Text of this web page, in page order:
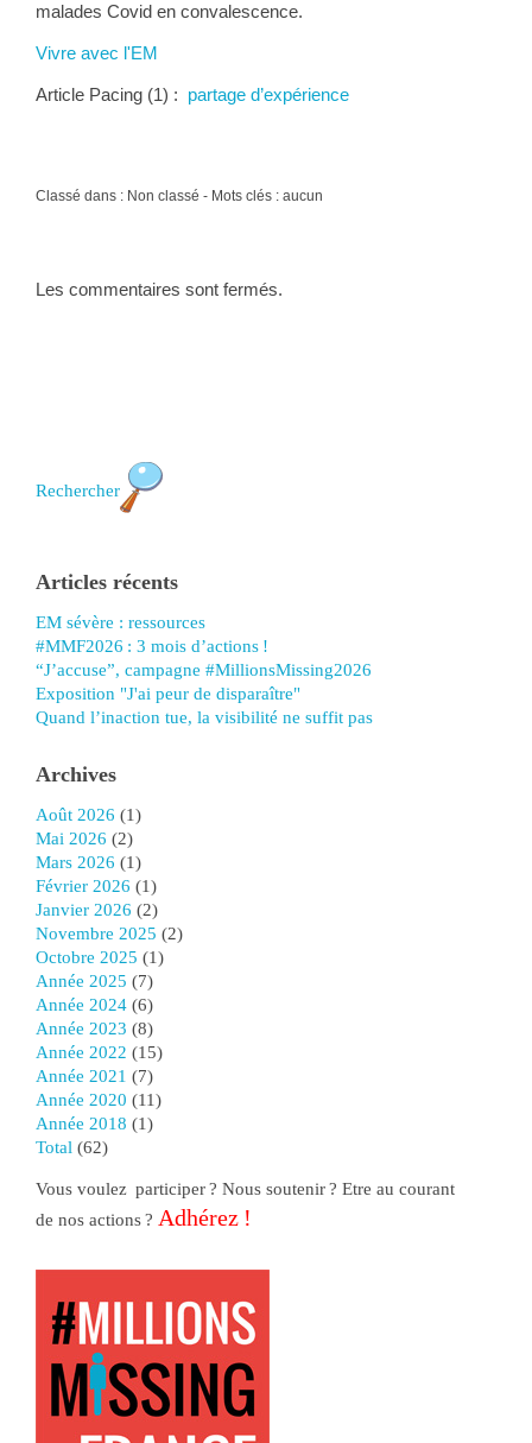
malades Covid en convalescence.
Vivre avec l'EM
Article Pacing (1) : partage d’expérience
Classé dans : Non classé - Mots clés : aucun
Les commentaires sont fermés.
Rechercher
Articles récents
EM sévère : ressources
#MMF2026 : 3 mois d’actions !
“J’accuse”, campagne #MillionsMissing2026
Exposition "J'ai peur de disparaître"
Quand l’inaction tue, la visibilité ne suffit pas
Archives
août 2026 (1)
mai 2026 (2)
mars 2026 (1)
février 2026 (1)
janvier 2026 (2)
novembre 2025 (2)
octobre 2025 (1)
année 2025 (7)
année 2024(6)
année 2023 (8)
année 2022 (15)
année 2021 (7)
année 2020 (11)
année 2018 (1)
total (62)
Vous voulez participer ? Nous soutenir ? Etre au courant
de nos actions ? Adhérez !